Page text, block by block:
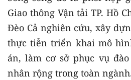
Giao thông Vận tải TP. Hồ
Đèo Cả nghiên cứu, xây
thực tiễn triển khai mô
án, làm cơ sở phục vụ
nhân rộng trong toàn